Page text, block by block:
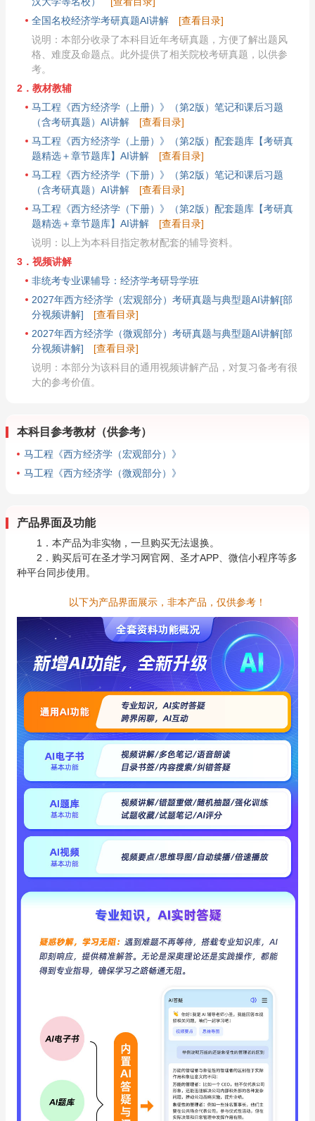
全国名校经济学考研真题AI讲解
[查看目录]
说明：本部分收录了本科目近年考研真题，方便了解出题风
格、难度及命题点。此外提供了相关院校考研真题，以供参
考。
2．教材教辅
马工程《西方经济学（上册）》（第2版）笔记和课后习题
（含考研真题）AI讲解
[查看目录]
马工程《西方经济学（上册）》（第2版）配套题库【考研真
题精选＋章节题库】AI讲解
[查看目录]
马工程《西方经济学（下册）》（第2版）笔记和课后习题
（含考研真题）AI讲解
[查看目录]
马工程《西方经济学（下册）》（第2版）配套题库【考研真
题精选＋章节题库】AI讲解
[查看目录]
说明：以上为本科目指定教材配套的辅导资料。
3．视频讲解
非统考专业课辅导：经济学考研导学班
2027年西方经济学（宏观部分）考研真题与典型题AI讲解[部
分视频讲解]
[查看目录]
2027年西方经济学（微观部分）考研真题与典型题AI讲解[部
分视频讲解]
[查看目录]
说明：本部分为该科目的通用视频讲解产品，对复习备考有很
大的参考价值。
本科目参考教材（供参考）
马工程《西方经济学（宏观部分）》
马工程《西方经济学（微观部分）》
产品界面及功能
1．本产品为非实物，一旦购买无法退换。
2．购买后可在圣才学习网官网、圣才APP、微信小程序等多
种平台同步使用。
以下为产品界面展示，非本产品，仅供参考！